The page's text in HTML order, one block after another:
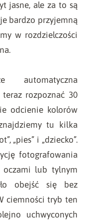
jasne, ale za to są
bardzo przyjemną
w rozdzielczości
automatyczna
rozpoznać 30
odcienie kolorów
tu kilka
„pies” i „dziecko”.
fotografowania
oczami lub tylnym
obejść się bez
ciemności tryb ten
uchwyconych